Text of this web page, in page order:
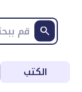
الكتب